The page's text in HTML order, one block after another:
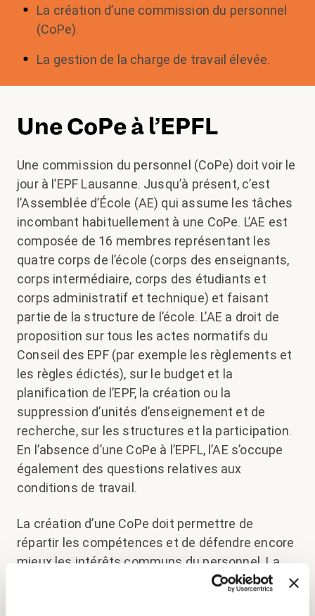
La création d’une commission du personnel
(CoPe).
La gestion de la charge de travail élevée.
Une CoPe à l’EPFL
Une commission du personnel (CoPe) doit voir le
jour à l’EPF Lausanne. Jusqu’à présent, c’est
l’Assemblée d’École (AE) qui assume les tâches
incombant habituellement à une CoPe. L’AE est
composée de 16 membres représentant les
quatre corps de l’école (corps des enseignants,
corps intermédiaire, corps des étudiants et
corps administratif et technique) et faisant
partie de la structure de l’école. L’AE a droit de
proposition sur tous les actes normatifs du
Conseil des EPF (par exemple les règlements et
les règles édictés), sur le budget et la
planification de l’EPF, la création ou la
suppression d’unités d’enseignement et de
recherche, sur les structures et la participation.
En l’absence d’une CoPe à l’EPFL, l’AE s’occupe
également des questions relatives aux
conditions de travail.
La création d’une CoPe doit permettre de
répartir les compétences et de défendre encore
mieux les intérêts communs du personnel. La
CoPe doit se prononcer de manière ciblée sur